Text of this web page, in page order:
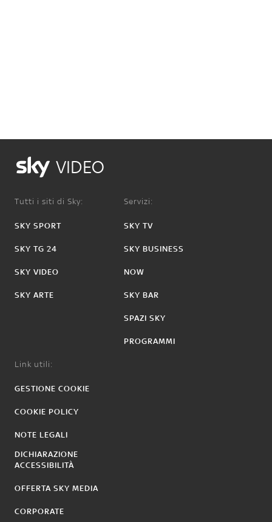
VIDEO
Tutti i siti di Sky:
SKY SPORT
SKY TG 24
SKY VIDEO
SKY ARTE
Servizi:
SKY TV
SKY BUSINESS
NOW
SKY BAR
SPAZI SKY
PROGRAMMI
Link utili:
GESTIONE COOKIE
COOKIE POLICY
NOTE LEGALI
DICHIARAZIONE
ACCESSIBILITÀ
OFFERTA SKY MEDIA
CORPORATE